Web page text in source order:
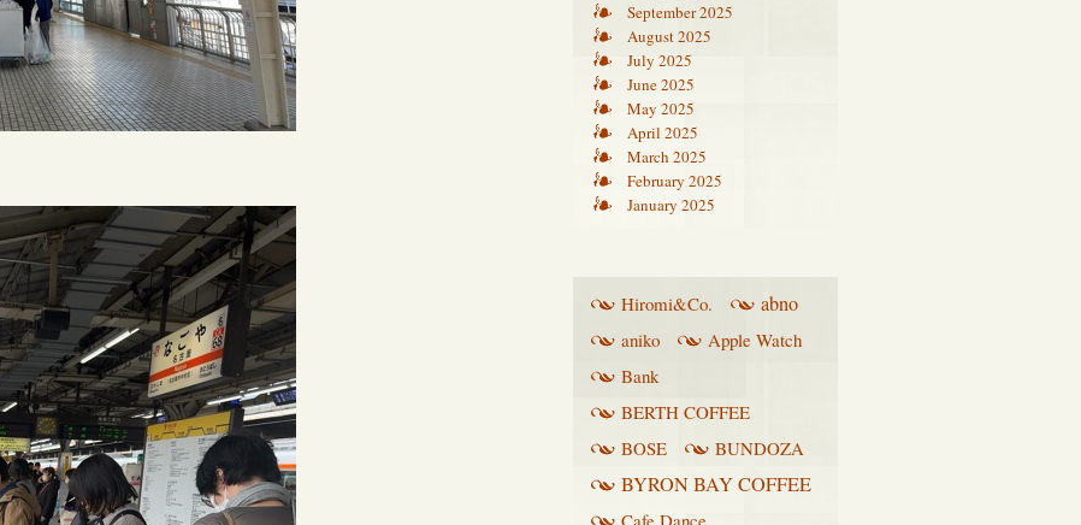
September 2025
August 2025
July 2025
June 2025
May 2025
April 2025
March 2025
February 2025
January 2025
Hiromi&Co. abno
aniko
Apple Watch
Bank
BERTH COFFEE
BOSE
BUNDOZA
BYRON BAY COFFEE
Cafe Dance